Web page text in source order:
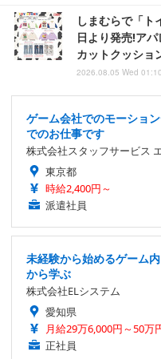
しまむらで「ト
日より発売!ア
カットクッショ
2026.08.05 Wed 01:10
ゲーム会社でのモーショ
でのお仕事です
株式会社スタッフサービス
東京都
時給2,400円～
派遣社員
未経験から始めるゲーム
から学ぶ
株式会社ELシステム
愛知県
月給29万6,000円～50万
正社員